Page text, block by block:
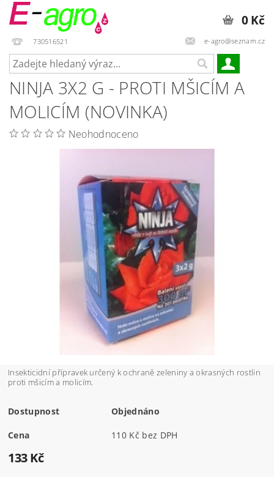
730516521 e-agro@seznam.cz
0 Kč
NINJA 3X2 G - PROTI MŠICÍM A
MOLICÍM (NOVINKA)
Neohodnoceno
Insekticidní přípravek určený k ochraně zeleniny a okrasných rostlin
proti mšicím a molicím.
Dostupnost Objednáno
Cena 110 Kč bez DPH
133 Kč